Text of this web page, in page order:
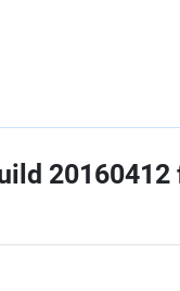
20160412